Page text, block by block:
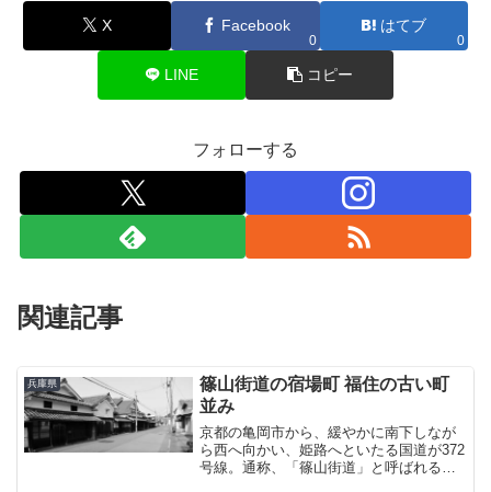
X Facebook
0
はてブ
0
LINE コピー
フォローする
関連記事
兵庫県
篠山街道の宿場町 福住の古い町
並み
京都の亀岡市から、緩やかに南下しなが
ら西へ向かい、姫路へといたる国道が372
号線。通称、「篠山街道」と呼ばれる国